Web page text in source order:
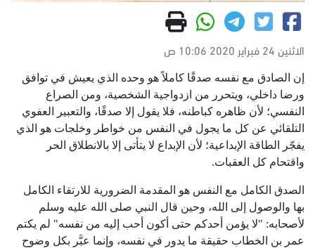
الاثنين 24 فبراير 2020 10:06 ص
إن الصادق مع نفسه صدقًا كاملاً هو وحده الذي يعيش في توافق
ورضا داخلي، ويتحرر من ازدواجية الشخصية، ومن الصراع
النفسي؛ لأن ظاهره كباطنه، فلا يقول إلا صدقًا، والتعبير العفوي
التلقائي عن كل ما يجول في النفس من خواطر وخلجات هو الذي
يفجّر الطاقة الإبداعية؛ لأن الإبداع لا يتأتى إلا بالانطلاق الحر
واقتحام كل العقبات.
الصدق الكامل مع النفس هو المقدمة الضرورية للارتقاء الكامل
بها والوصول إلى الله، وحين قال النبي صلى الله عليه وسلم
لأصحابه: "لا يؤمن أحدكم حتى أكون أحب إليه من نفسه" لم يكتم
عمر بن الخطاب حقيقة ما يدور في نفسه، وإنما عبَّر بكل وضوح